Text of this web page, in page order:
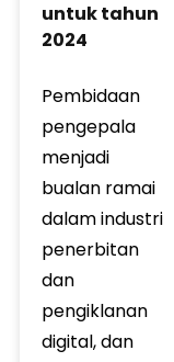
untuk tahun
2024
Pembidaan
pengepala
menjadi
bualan ramai
dalam industri
penerbitan
dan
pengiklanan
digital, dan